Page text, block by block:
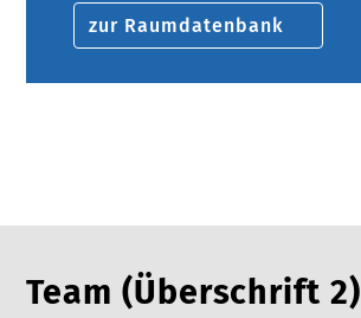
zur Raumdatenbank
Team (Überschrift 2)